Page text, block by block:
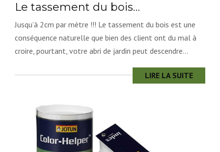
Le tassement du bois…
Jusqu’à 2cm par mètre !!! Le tassement du bois est une
conséquence naturelle que bien des client ont du mal à
croire, pourtant, votre abri de jardin peut descendre...
LIRE LA SUITE